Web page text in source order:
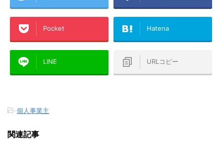
Pocket Hatena
LINE URLコピー
-個人事業主
関連記事